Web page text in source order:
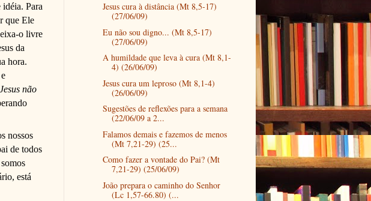
Para
que Ele
o livre
da
hora.
não
nossos
de todos
está
Jesus cura à distância (Mt 8,5-17)
(27/06/09)
Eu não sou digno... (Mt 8,5-17)
(27/06/09)
A humildade que leva à cura (Mt 8,1-
4) (26/06/09)
Jesus cura um leproso (Mt 8,1-4)
(26/06/09)
Sugestões de reflexões para a semana
(22/06/09 a 2...
Falamos demais e fazemos de menos
(Mt 7,21-29) (25...
Como fazer a vontade do Pai? (Mt
7,21-29) (25/06/09)
João prepara o caminho do Senhor
(Lc 1,57-66.80) (...